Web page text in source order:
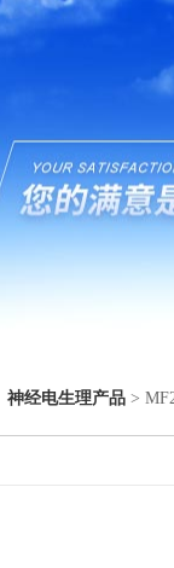
神经电生理产品 >